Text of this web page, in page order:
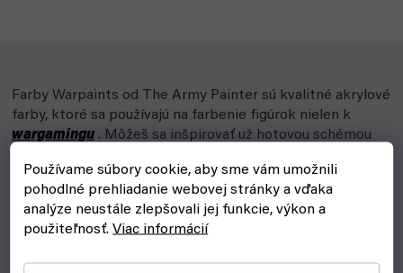
Používame súbory cookie, aby sme vám umožnili
pohodlné prehliadanie webovej stránky a vďaka
analýze neustále zlepšovali jej funkcie, výkon a
použiteľnosť.Viac informácií
Farby Warpaints od The Army Painter sú kvalitné akrylové
farby, ktoré sa používajú na farbenie figúrok nielen k
wargamingu . Môžeš sa inšpirovať už hotovou schémou
Typy farieb
Air - pre základný náter technikou airbrush v rôznych